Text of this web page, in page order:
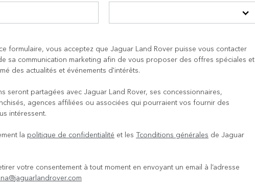
formulaire, vous acceptez que Jaguar Land Rover puisse vous contacter
sa communication marketing afin de vous proposer des offres spéciales et
des actualités et événements d'intérêts.
seront partagées avec Jaguar Land Rover, ses concessionnaires,
agences affiliées ou associées qui pourraient vos fournir des
intéressent.
la politique de confidentialité et les Tconditions générales de Jaguar
votre consentement à tout moment en envoyant un email à l’adresse